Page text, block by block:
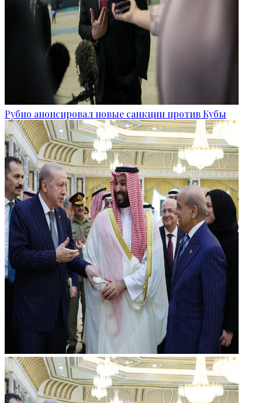
Рубио анонсировал новые санкции против Кубы